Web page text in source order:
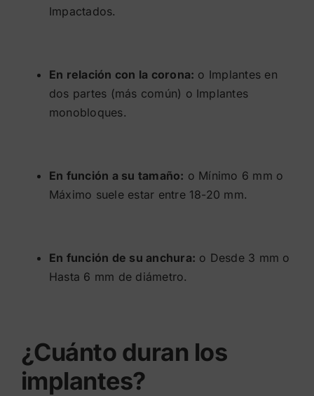
Impactados.
En relación con la corona: o Implantes en
dos partes (más común) o Implantes
monobloques.
En función a su tamaño: o Mínimo 6 mm o
Máximo suele estar entre 18-20 mm.
En función de su anchura: o Desde 3 mm o
Hasta 6 mm de diámetro.
¿Cuánto duran los
implantes?